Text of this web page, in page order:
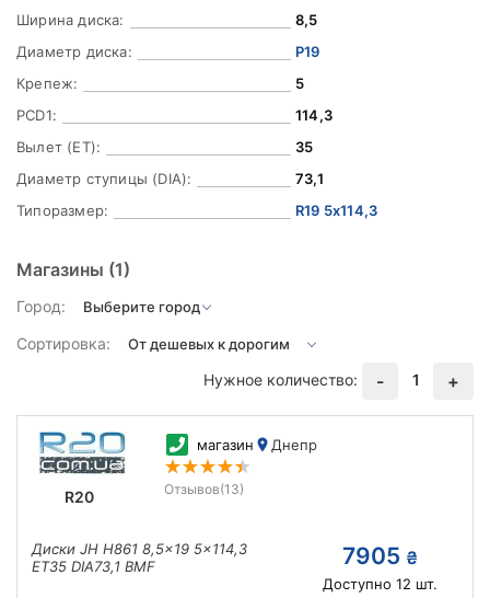
Ширина диска:
8,5
Диаметр диска:
Р19
Крепеж:
5
PCD1:
114,3
Вылет (ET):
35
Диаметр ступицы (DIA):
73,1
Типоразмер:
R19 5x114,3
Магазины (1)
Город:
Сортировка:
Нужное количество:
- 1 +
R20
магазин Днепр
Отзывов(13)
Диски JH H861 8,5x19 5x114,3
ET35 DIA73,1 BMF
7905 ₴
Доступно 12 шт.